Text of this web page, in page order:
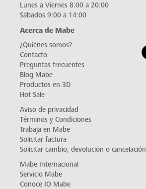
Lunes a Viernes 8:00 a 20:00
Sábados 9:00 a 14:00
Acerca de Mabe
¿Quiénes somos?
Contacto
Preguntas frecuentes
Blog Mabe
Productos en 3D
Hot Sale
Aviso de privacidad
Términos y Condiciones
Trabaja en Mabe
Solicitar factura
Solicitar cambio, devolución o cancelación
Mabe Internacional
Servicio Mabe
Conoce IO Mabe